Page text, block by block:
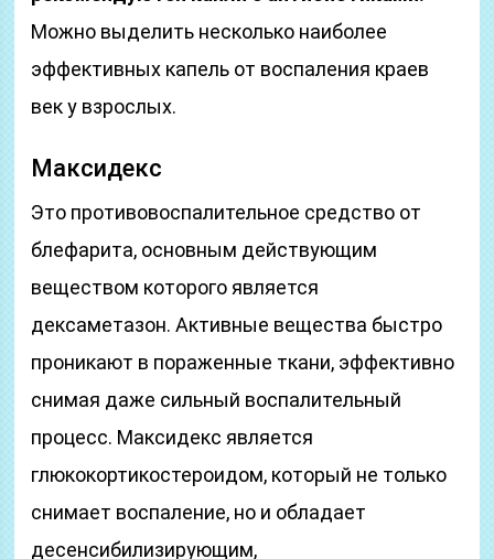
Можно выделить несколько наиболее
эффективных капель от воспаления краев
век у взрослых.
Максидекс
Это противовоспалительное средство от
блефарита, основным действующим
веществом которого является
дексаметазон. Активные вещества быстро
проникают в пораженные ткани, эффективно
снимая даже сильный воспалительный
процесс. Максидекс является
глюкокортикостероидом, который не только
снимает воспаление, но и обладает
десенсибилизирующим,